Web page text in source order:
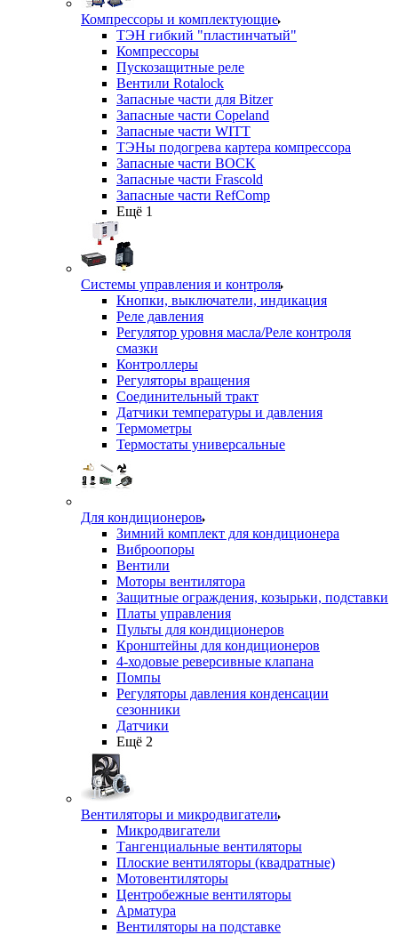
Компрессоры и комплектующие
ТЭН гибкий "пластинчатый"
Компрессоры
Пускозащитные реле
Вентили Rotalock
Запасные части для Bitzer
Запасные части Copeland
Запасные части WITT
ТЭНы подогрева картера компрессора
Запасные части BOCK
Запасные части Frascold
Запасные части RefComp
Ещё 1
Системы управления и контроля
Кнопки, выключатели, индикация
Реле давления
Регулятор уровня масла/Реле контроля
смазки
Контроллеры
Регуляторы вращения
Соединительный тракт
Датчики температуры и давления
Термометры
Термостаты универсальные
Для кондиционеров
Зимний комплект для кондиционера
Виброопоры
Вентили
Моторы вентилятора
Защитные ограждения, козырьки, подставки
Платы управления
Пульты для кондиционеров
Кронштейны для кондиционеров
4-ходовые реверсивные клапана
Помпы
Регуляторы давления конденсации
сезонники
Датчики
Ещё 2
Вентиляторы и микродвигатели
Микродвигатели
Тангенциальные вентиляторы
Плоские вентиляторы (квадратные)
Мотовентиляторы
Центробежные вентиляторы
Арматура
Вентиляторы на подставке